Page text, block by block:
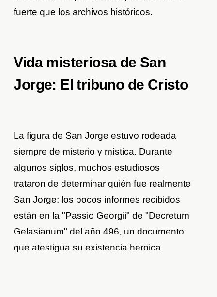
fuerte que los archivos históricos.
Vida misteriosa de San
Jorge: El tribuno de Cristo
La figura de San Jorge estuvo rodeada
siempre de misterio y mística. Durante
algunos siglos, muchos estudiosos
trataron de determinar quién fue realmente
San Jorge; los pocos informes recibidos
están en la "Passio Georgii" de "Decretum
Gelasianum" del año 496, un documento
que atestigua su existencia heroica.